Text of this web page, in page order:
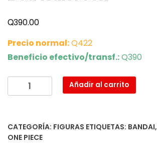
Q390.00
Precio normal:Q422
Beneficio efectivo/transf.:Q390
Boa
Hancock
Añadir al carrito
CATEGORÍA: FIGURAS ETIQUETAS: BANDAI,
ONE PIECE